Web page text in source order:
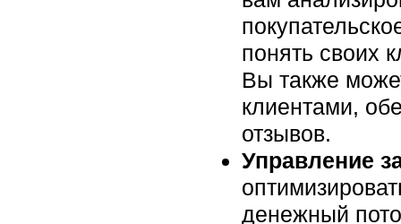
понять своих
Вы также
клиентами,
отзывов.
Управление
денежный